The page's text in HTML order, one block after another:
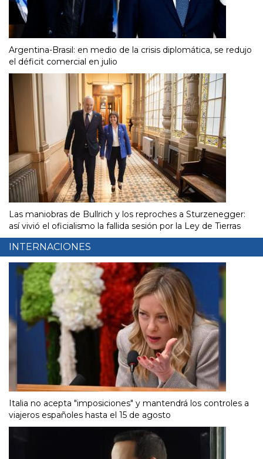
Argentina-Brasil: en medio de la crisis diplomática, se redujo
el déficit comercial en julio
Las maniobras de Bullrich y los reproches a Sturzenegger:
así vivió el oficialismo la fallida sesión por la Ley de Tierras
INTERNACIONES
Italia no acepta "imposiciones" y mantendrá los controles a
viajeros españoles hasta el 15 de agosto